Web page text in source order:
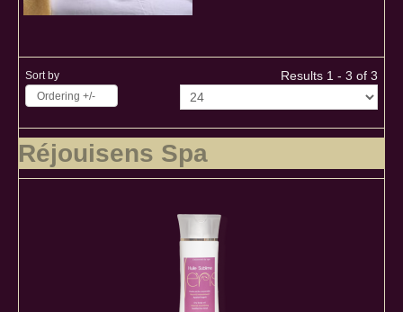
Sort by
Ordering +/-
Results 1 - 3 of 3
Réjouisens Spa